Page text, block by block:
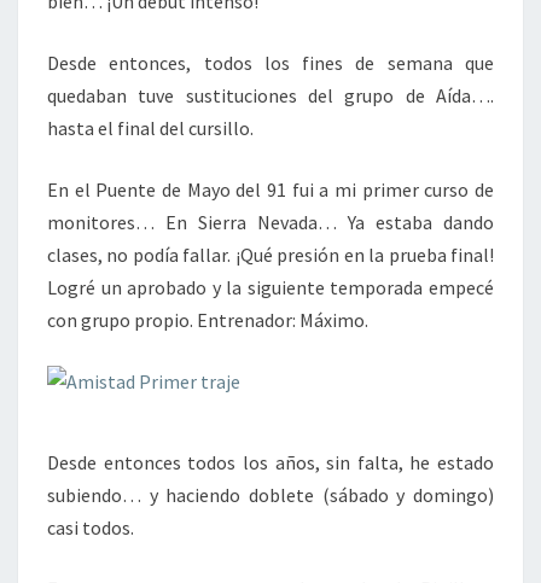
Desde entonces, todos los fines de semana que
quedaban tuve sustituciones del grupo de Aída….
hasta el final del cursillo.
En el Puente de Mayo del 91 fui a mi primer curso de
monitores… En Sierra Nevada… Ya estaba dando
clases, no podía fallar. ¡Qué presión en la prueba final!
Logré un aprobado y la siguiente temporada empecé
con grupo propio. Entrenador: Máximo.
Desde entonces todos los años, sin falta, he estado
subiendo… y haciendo doblete (sábado y domingo)
casi todos.